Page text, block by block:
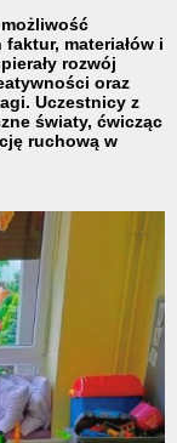
materiałów i
rozwój
oraz
Uczestnicy z
światy, ćwicząc
ruchową w